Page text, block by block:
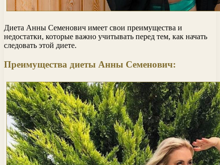
Диета Анны Семенович имеет свои преимущества и
недостатки, которые важно учитывать перед тем, как начать
следовать этой диете.
Преимущества диеты Анны Семенович: